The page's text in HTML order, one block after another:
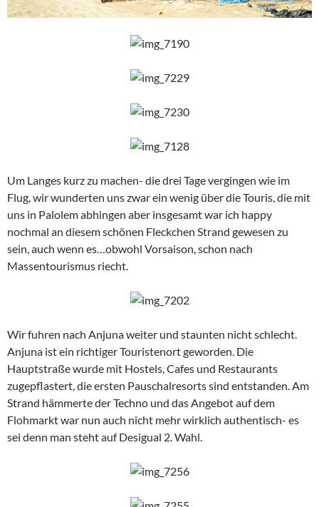
Um Langes kurz zu machen- die drei Tage vergingen wie im
Flug, wir wunderten uns zwar ein wenig über die Touris, die mit
uns in Palolem abhingen aber insgesamt war ich happy
nochmal an diesem schönen Fleckchen Strand gewesen zu
sein, auch wenn es…obwohl Vorsaison, schon nach
Massentourismus riecht.
Wir fuhren nach Anjuna weiter und staunten nicht schlecht.
Anjuna ist ein richtiger Touristenort geworden. Die
Hauptstraße wurde mit Hostels, Cafes und Restaurants
zugepflastert, die ersten Pauschalresorts sind entstanden. Am
Strand hämmerte der Techno und das Angebot auf dem
Flohmarkt war nun auch nicht mehr wirklich authentisch- es
sei denn man steht auf Desigual 2. Wahl.